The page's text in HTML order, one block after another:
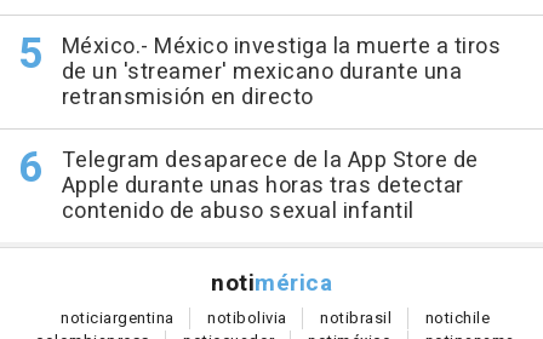
México.- México investiga la muerte a tiros
de un 'streamer' mexicano durante una
retransmisión en directo
Telegram desaparece de la App Store de
Apple durante unas horas tras detectar
contenido de abuso sexual infantil
notimérica
noticiargentina notibolivia notibrasil notichile